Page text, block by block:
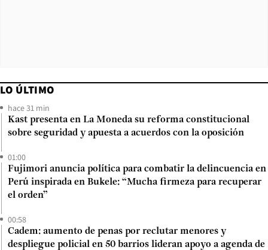
LO ÚLTIMO
hace 31 min
Kast presenta en La Moneda su reforma constitucional
sobre seguridad y apuesta a acuerdos con la oposición
01:00
Fujimori anuncia política para combatir la delincuencia en
Perú inspirada en Bukele: “Mucha firmeza para recuperar
el orden”
00:58
Cadem: aumento de penas por reclutar menores y
despliegue policial en 50 barrios lideran apoyo a agenda de